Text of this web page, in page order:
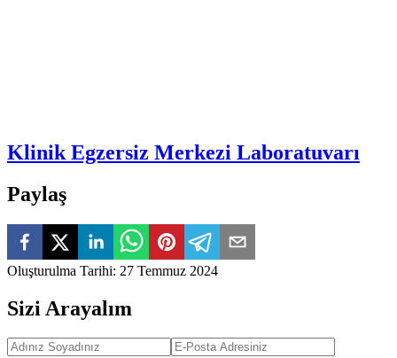
Klinik Egzersiz Merkezi Laboratuvarı
Paylaş
Oluşturulma Tarihi: 27 Temmuz 2024
Sizi Arayalım